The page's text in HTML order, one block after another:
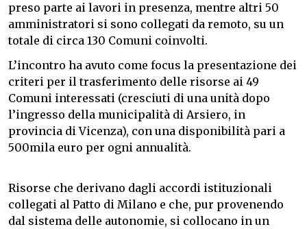
preso parte ai lavori in presenza, mentre altri 50
amministratori si sono collegati da remoto, su un
totale di circa 130 Comuni coinvolti.
L’incontro ha avuto come focus la presentazione dei
criteri per il trasferimento delle risorse ai 49
Comuni interessati (cresciuti di una unità dopo
l’ingresso della municipalità di Arsiero, in
provincia di Vicenza), con una disponibilità pari a
500mila euro per ogni annualità.
Risorse che derivano dagli accordi istituzionali
collegati al Patto di Milano e che, pur provenendo
dal sistema delle autonomie, si collocano in un